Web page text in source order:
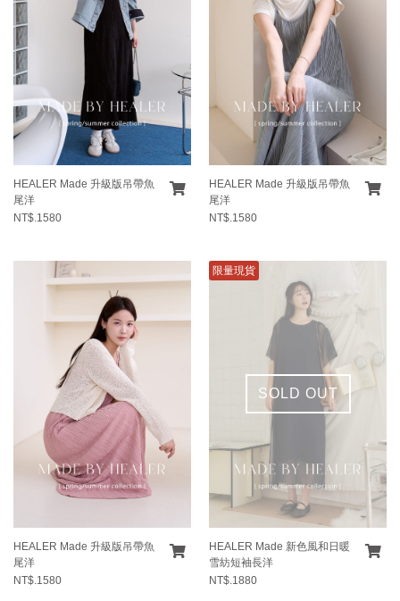
HEALER Made 升級版吊帶魚
尾洋
NT$.1580
HEALER Made 升級版吊帶魚
尾洋
NT$.1580
HEALER Made 升級版吊帶魚
尾洋
NT$.1580
SOLD OUT
限量現貨
HEALER Made 新色風和日暖
雪紡短袖長洋
NT$.1880